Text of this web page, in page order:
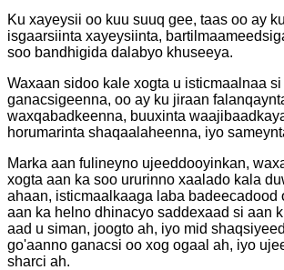
Ku xayeysii oo kuu suuq gee, taas oo ay
isgaarsiinta xayeysiinta,
soo bandhigida dalabyo khuseeya.
Waxaan sidoo kale xogta u isticmaalnaa
ganacsigeenna, oo ay ku jiraan
waxqabadkeenna, buuxinta
horumarinta shaqaalaheenna, iyo
Marka aan fulineyno ujeeddooyinkan,
xogta aan ka soo ururinno xaalado kala
ahaan, isticmaalkaaga laba badeecadood
aan ka helno dhinacyo saddexaad si aan
aad u siman, joogto ah, iyo mid
go'aanno ganacsi oo xog ogaal ah, iyo
sharci ah.